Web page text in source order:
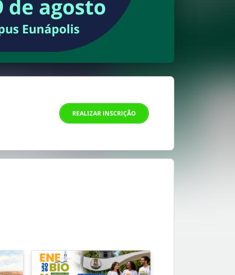
REALIZAR INSCRIÇÃO